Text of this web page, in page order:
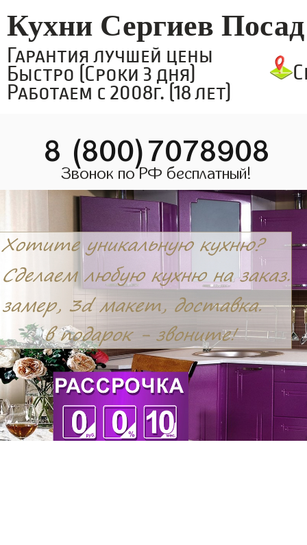
Кухни Сергиев Посад
Гарантия лучшей цены
Быстро (Сроки 3 дня)
Работаем с 2008г. (18 лет)
8 (800)7078908
Звонок по РФ бесплатный!